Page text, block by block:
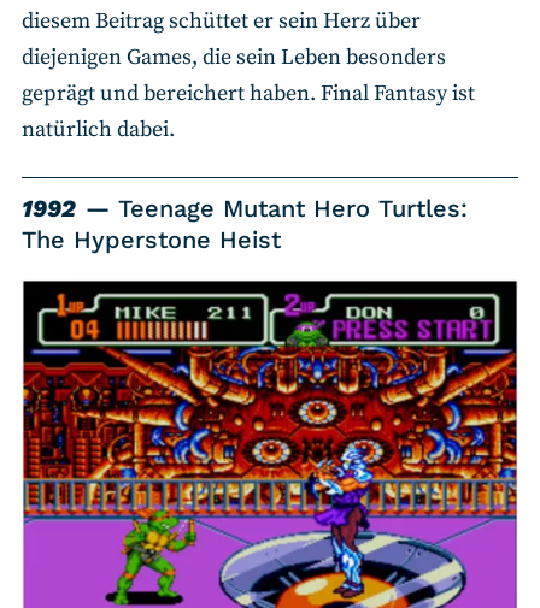
diesem Beitrag schüttet er sein Herz über
diejenigen Games, die sein Leben besonders
geprägt und bereichert haben. Final Fantasy ist
natürlich dabei.
1992
Teenage Mutant Hero Turtles:
The Hyperstone Heist